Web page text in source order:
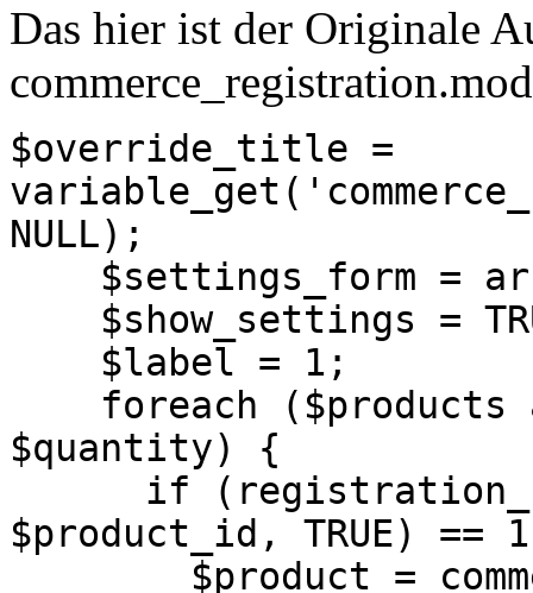
Das hier ist der Originale
$override_title =
NULL);
$settings_form =
$show_settings =
$label = 1;
foreach ($products
$quantity) {
if
$product_id, TRUE) ==
$product =